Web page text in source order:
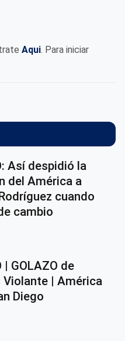
Aqui. Para iniciar
Así despidió la
del América a
cuando
cambio
| GOLAZO de
Violante | América
Diego